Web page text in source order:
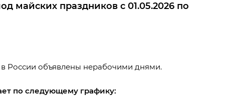
праздников с 01.05.2026 по
в России объявлены нерабочими днями.
по следующему графику: